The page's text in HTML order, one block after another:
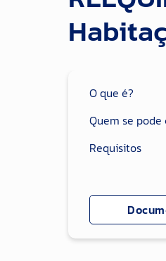
O que é?
Quem se
Requisitos